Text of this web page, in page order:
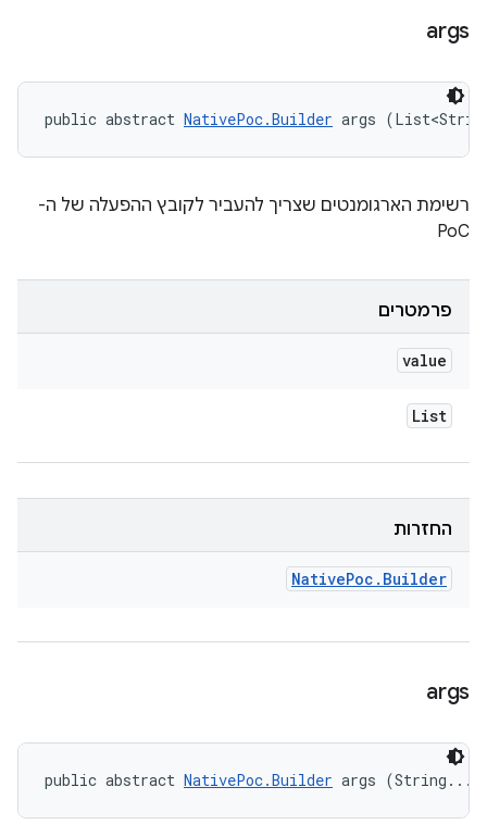
args
public abstract NativePoc.Builder args
רשימת הארגומנטים שצריך להעביר לקובץ ההפעלה של ה-
PoC
פרמטרים
value
List
החזרות
NativePoc . Builder
args
public abstract NativePoc.Builder args (String...